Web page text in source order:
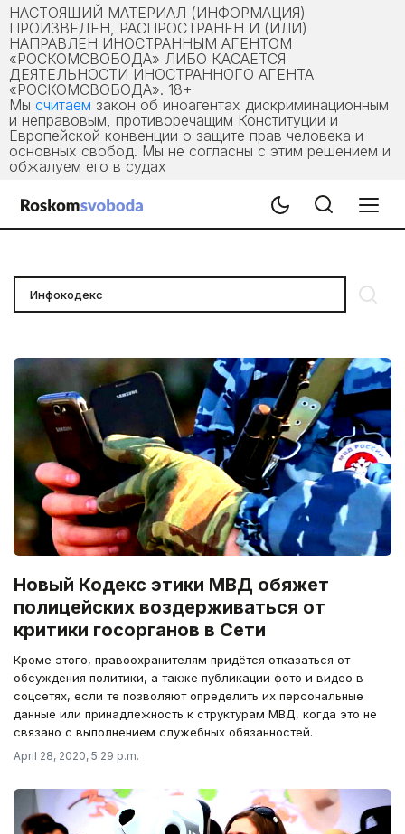
НАСТОЯЩИЙ МАТЕРИАЛ (ИНФОРМАЦИЯ)
ПРОИЗВЕДЕН, РАСПРОСТРАНЕН И (ИЛИ)
НАПРАВЛЕН ИНОСТРАННЫМ АГЕНТОМ
«РОСКОМСВОБОДА» ЛИБО КАСАЕТСЯ
ДЕЯТЕЛЬНОСТИ ИНОСТРАННОГО АГЕНТА
«РОСКОМСВОБОДА». 18+
Мы считаем закон об иноагентах дискриминационным
и неправовым, противоречащим Конституции и
Европейской конвенции о защите прав человека и
основных свобод. Мы не согласны с этим решением и
обжалуем его в судах
Новый Кодекс этики МВД обяжет
полицейских воздерживаться от
критики госорганов в Сети
Кроме этого, правоохранителям придётся отказаться от
обсуждения политики, а также публикации фото и видео в
соцсетях, если те позволяют определить их персональные
данные или принадлежность к структурам МВД, когда это не
связано с выполнением служебных обязанностей.
April 28, 2020, 5:29 p.m.